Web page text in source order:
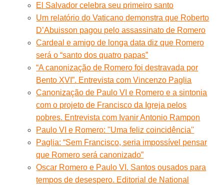
El Salvador celebra seu primeiro santo
Um relatório do Vaticano demonstra que Roberto
D’Abuisson pagou pelo assassinato de Romero
Cardeal e amigo de longa data diz que Romero
será o “santo dos quatro papas”
“A canonização de Romero foi destravada por
Bento XVI”. Entrevista com Vincenzo Paglia
Canonização de Paulo VI e Romero e a sintonia
com o projeto de Francisco da Igreja pelos
pobres. Entrevista com Ivanir Antonio Rampon
Paulo VI e Romero: ''Uma feliz coincidência''
Paglia: “Sem Francisco, seria impossível pensar
que Romero será canonizado”
Oscar Romero e Paulo VI. Santos ousados para
tempos de desespero. Editorial de National